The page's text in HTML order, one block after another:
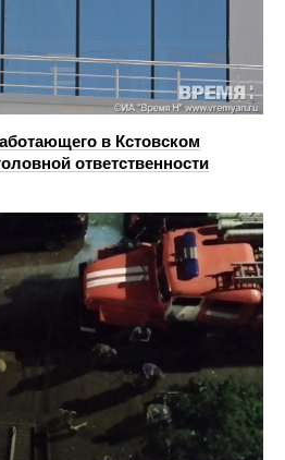
в Кстовском
ответственности